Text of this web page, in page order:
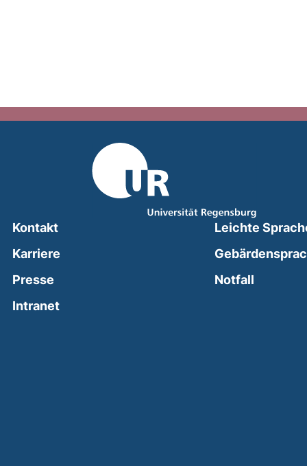
Kontakt
Karriere
Presse
Intranet(external link, opens in a new window)
Leichte
Notfall